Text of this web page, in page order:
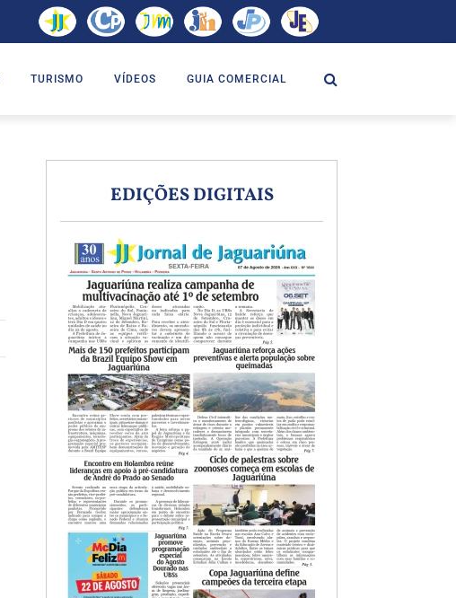
TURISMO VÍDEOS GUIA COMERCIAL
EDIÇÕES DIGITAIS